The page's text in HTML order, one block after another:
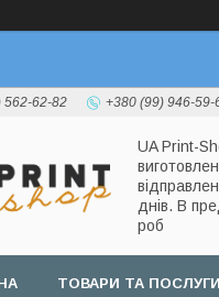
562-62-82 +380 (99) 946-59-
UA Print-
днів. В
роб
ТОВАРИ ТА ПОСЛУГИ